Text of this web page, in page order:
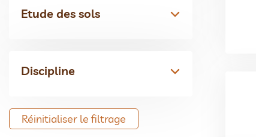
Etude des sols
Discipline
Réinitialiser le filtrage